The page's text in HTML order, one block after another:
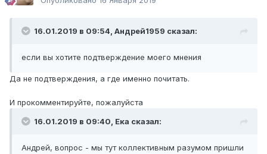
16.01.2019 в 09:54, Андрей1959 сказал:
если вы хотите подтверждение моего мнения
Да не подтверждения, а где именно почитать.
И прокомментируйте, пожалуйста
16.01.2019 в 09:40, Ека сказал:
Андрей, вопрос - мы тут коллективным разумом пришли